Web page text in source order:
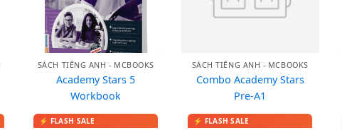
SÁCH TIẾNG ANH - MCBOOKS
Academy Stars 5
Workbook
SÁCH TIẾNG ANH - MCBOOKS
Combo Academy Stars
Pre-A1